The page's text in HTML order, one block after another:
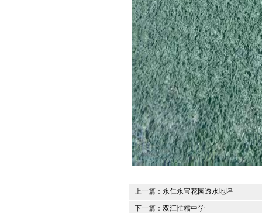
上一篇： 永仁永宝花园透水地坪
下一篇： 双江忙糯中学